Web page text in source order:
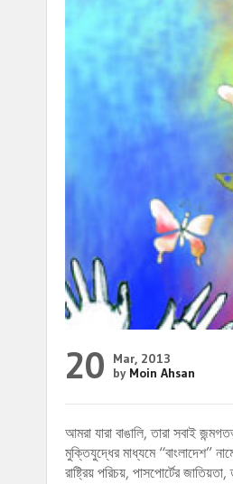
20
Mar, 2013
by Moin Ahsan
আমরা যারা বাঙালি, তারা সবাই
মুক্তিযুদ্ধের মাধ্যমে “বাংলাদেশ”
রাষ্ট্রিয় পরিচয়, পাসপোর্টের